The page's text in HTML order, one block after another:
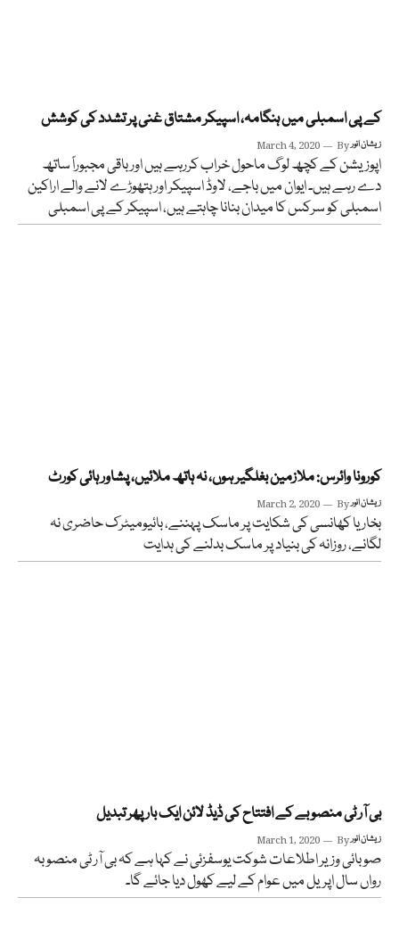
کے پی اسمبلی میں ہنگامہ، اسپیکر مشتاق غنی پر تشدد کی کوشش
March 4, 2020 Byزیشان انور
اپوزیشن کے کچھ لوگ ماحول خراب کررہے ہیں اور باقی مجبوراً ساتھ
دے رہے ہیں۔ ایوان میں باجے، لاوڈ اسپیکر اور ہتھوڑے لانے والے اراکین
اسمبلی کو سرکس کا میدان بنانا چاہتے ہیں، اسپیکر کے پی اسمبلی
کورونا وائرس: ملازمین بغلگیر ہوں، نہ ہاتھ ملائیں، پشاور ہائی کورٹ
March 2, 2020 Byزیشان انور
بخار یا کھانسی کی شکایت پر ماسک پہننے، بائیومیٹرک حاضری نہ
لگانے، روزانہ کی بنیاد پر ماسک بدلنے کی ہدایت
بی آر ٹی منصوبے کے افتتاح کی ڈیڈ لائن ایک بار پھر تبدیل
March 1, 2020 Byزیشان انور
صوبائی وزیر اطلاعات شوکت یوسفزئی نے کہا ہے کہ بی آر ٹی منصوبہ
رواں سال اپریل میں عوام کے لیے کھول دیا جائے گا۔